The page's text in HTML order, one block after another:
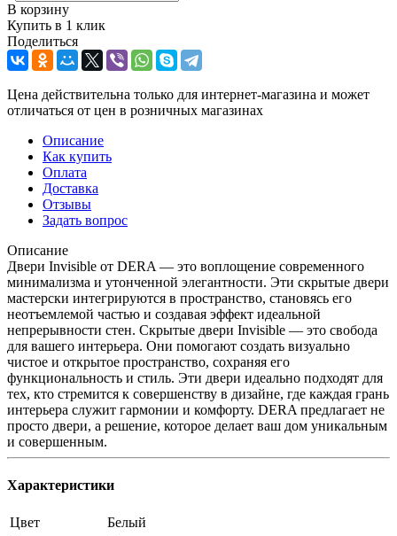
В корзину
Купить в 1 клик
Поделиться
Цена действительна только для интернет-магазина и может
отличаться от цен в розничных магазинах
Описание
Как купить
Оплата
Доставка
Отзывы
Задать вопрос
Описание
Двери Invisible от DERA — это воплощение современного
минимализма и утонченной элегантности. Эти скрытые двери
мастерски интегрируются в пространство, становясь его
неотъемлемой частью и создавая эффект идеальной
непрерывности стен. Скрытые двери Invisible — это свобода
для вашего интерьера. Они помогают создать визуально
чистое и открытое пространство, сохраняя его
функциональность и стиль. Эти двери идеально подходят для
тех, кто стремится к совершенству в дизайне, где каждая грань
интерьера служит гармонии и комфорту. DERA предлагает не
просто двери, а решение, которое делает ваш дом уникальным
и совершенным.
Характеристики
Цвет
Белый